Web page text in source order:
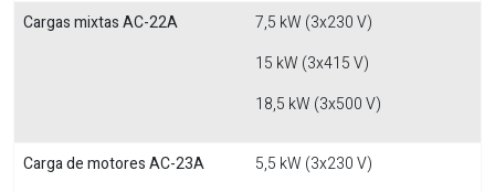
Cargas mixtas AC-22A
7,5 kW (3x230 V)
15 kW (3x415 V)
18,5 kW (3x500 V)
Carga de motores AC-23A
5,5 kW (3x230 V)